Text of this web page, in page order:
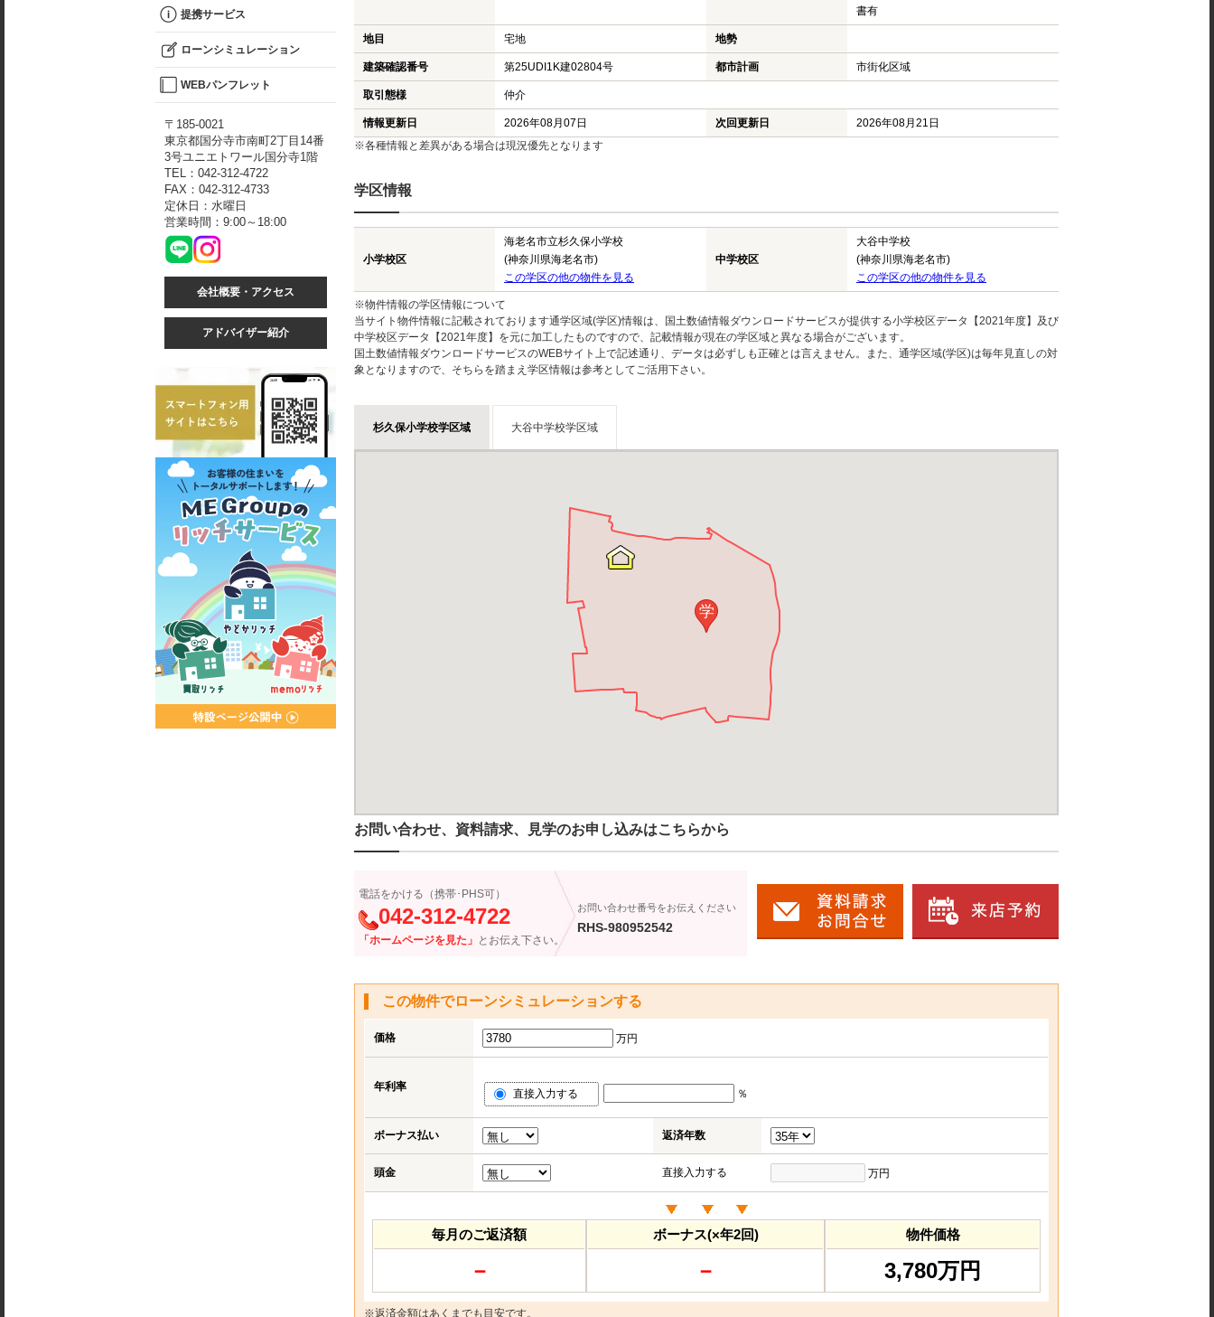
書有
地目 宅地 地勢
建築確認番号 第25UDI1K建02804号 都市計画 市街化区域
取引態様 仲介
情報更新日 2026年08月07日 次回更新日
2026年08月21日
※各種情報と差異がある場合は現況優先となります
学区情報
小学校区
海老名市立杉久保小学校
(神奈川県海老名市)
この学区の他の物件を見る
中学校区
大谷中学校
(神奈川県海老名市)
この学区の他の物件を見る
※物件情報の学区情報について
当サイト物件情報に記載されております通学区域(学区)情報は、国土数値情報ダウンロードサービスが提供する小学校区データ【2021年度】及び
中学校区データ【2021年度】を元に加工したものですので、記載情報が現在の学区域と異なる場合がございます。
国土数値情報ダウンロードサービスのWEBサイト上で記述通り、データは必ずしも正確とは言えません。また、通学区域(学区)は毎年見直しの対
象となりますので、そちらを踏まえ学区情報は参考としてご活用下さい。
杉久保小学校学区域 大谷中学校学区域
学
お問い合わせ、資料請求、見学のお申し込みはこちらから
電話をかける（携帯･PHS可）
042-312-4722
「ホームページを見た」 とお伝え下さい。
お問い合わせ番号をお伝えください
RHS-980952542
この物件でローンシミュレーションする
価格 万円
年利率
直接入力する ％
ボーナス払い 返済年数
頭金 直接入力する 万円
毎月のご返済額
－
ボーナス(×年2回)
－
物件価格
3,780万円
※返済金額はあくまでも目安です。
提携サービス
ローンシミュレーション
WEBパンフレット
〒185-0021
東京都国分寺市南町2丁目14番
3号ユニエトワール国分寺1階
TEL：042-312-4722
FAX：042-312-4733
定休日：水曜日
営業時間：9:00～18:00
会社概要・アクセス
アドバイザー紹介